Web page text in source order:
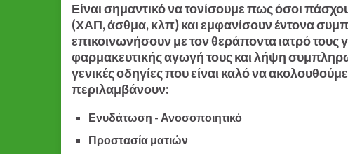
Είναι σημαντικό να τονίσουμε πως όσοι
(ΧΑΠ, άσθμα, κλπ) και εμφανίσουν έντονα
επικοινωνήσουν με τον θεράποντα ιατρό τους
φαρμακευτικής αγωγή τους και λήψη
γενικές οδηγίες που είναι καλό να
περιλαμβάνουν:
Ενυδάτωση - Ανοσοποιητικό
Προστασία ματιών